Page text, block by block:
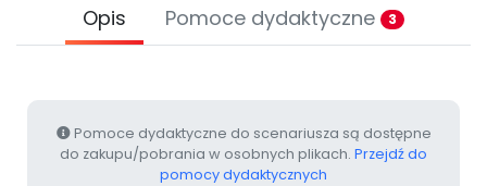
Opis Pomoce dydaktyczne 3
Pomoce dydaktyczne do scenariusza są dostępne
do zakupu/pobrania w osobnych plikach. Przejdź do
pomocy dydaktycznych